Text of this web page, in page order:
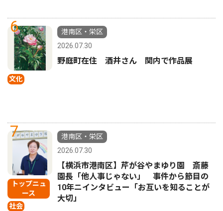
6
文化
港南区・栄区
2026.07.30
野庭町在住 酒井さん 関内で作品展
7
トップニュ
ース
社会
港南区・栄区
2026.07.30
【横浜市港南区】芹が谷やまゆり園 斎藤
園長「他人事じゃない」 事件から節目の
10年ニインタビュー「お互いを知ることが
大切」